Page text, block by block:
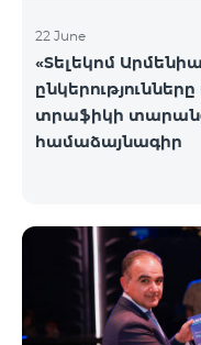
22 June
«Տելեկոմ
տրաֆիկի
համաձայնագիր